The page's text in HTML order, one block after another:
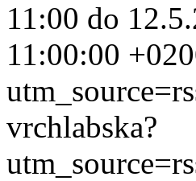
11:00 do
11:00:00
vrchlabska?